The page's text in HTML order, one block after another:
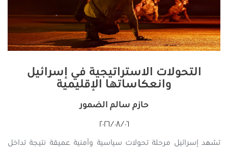
التحولات الاستراتيجية في إسرائيل
وانعكاساتها الإقليمية
حازم سالم الضمور
٠٦‏/٠٨‏/٢٠٢٦
تشهد إسرائيل مرحلة تحولات سياسية وأمنية عميقة نتيجة تداخل